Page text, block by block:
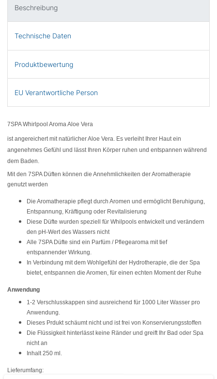
Beschreibung
Technische Daten
Produktbewertung
EU Verantwortliche Person
7SPA Whirlpool Aroma Aloe Vera
ist angereichert mit natürlicher Aloe Vera. Es verleiht Ihrer Haut ein
angenehmes Gefühl und lässt Ihren Körper ruhen und entspannen während
dem Baden.
Mit den 7SPA Düften können die Annehmlichkeiten der Aromatherapie
genutzt werden
Die Aromatherapie pflegt durch Aromen und ermöglicht Beruhigung,
Entspannung, Kräftigung oder Revitalisierung
Diese Düfte wurden speziell für Whilpools entwickelt und verändern
den pH-Wert des Wassers nicht
Alle 7SPA Düfte sind ein Parfüm / Pflegearoma mit tief
entspannender Wirkung.
In Verbindung mit dem Wohlgefühl der Hydrotherapie, die der Spa
bietet, entspannen die Aromen, für einen echten Moment der Ruhe
Anwendung
1-2 Verschlusskappen sind ausreichend für 1000 Liter Wasser pro
Anwendung.
Dieses Prdukt schäumt nicht und ist frei von Konservierungsstoffen
Die Flüssigkeit hinterlässt keine Ränder und greift Ihr Bad oder Spa
nicht an
Inhalt 250 ml.
Lieferumfang: